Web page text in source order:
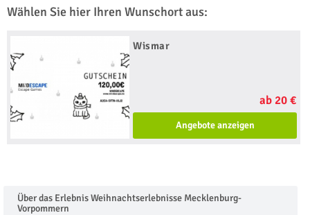
Wählen Sie hier Ihren Wunschort aus:
Wismar
ab 20 €
Angebote anzeigen
Über das Erlebnis Weihnachtserlebnisse Mecklenburg-
Vorpommern